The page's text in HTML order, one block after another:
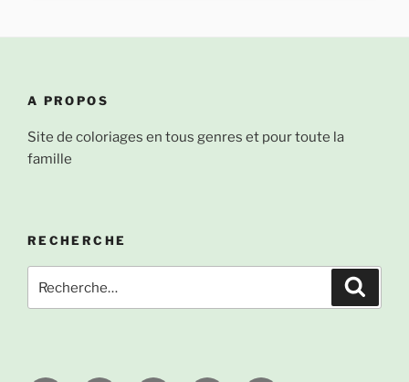
A PROPOS
Site de coloriages en tous genres et pour toute la
famille
RECHERCHE
pour